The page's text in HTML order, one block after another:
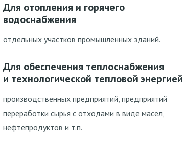
Для отопления и горячего
водоснабжения
отдельных участков промышленных зданий.
Для обеспечения теплоснабжения
и технологической тепловой энергией
производственных предприятий, предприятий
переработки сырья с отходами в виде масел,
нефтепродуктов и т.п.